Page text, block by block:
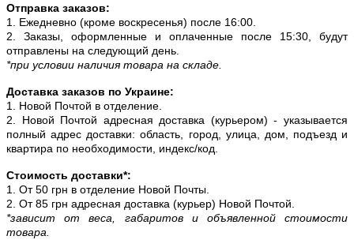
Отправка заказов:
1. Ежедневно (кроме воскресенья) после 16:00.
2. Заказы, оформленные и оплаченные после 15:30, будут
отправлены на следующий день.
*при условии наличия товара на складе.
Доставка заказов по Украине:
1. Новой Почтой в отделение.
2. Новой Почтой адресная доставка (курьером) - указывается
полный адрес доставки: область, город, улица, дом, подъезд и
квартира по необходимости, индекс/код.
Стоимость доставки*:
1. От 50 грн в отделение Новой Почты.
2. От 85 грн адресная доставка (курьер) Новой Почтой.
*зависит от веса, габаритов и объявленной стоимости
товара.